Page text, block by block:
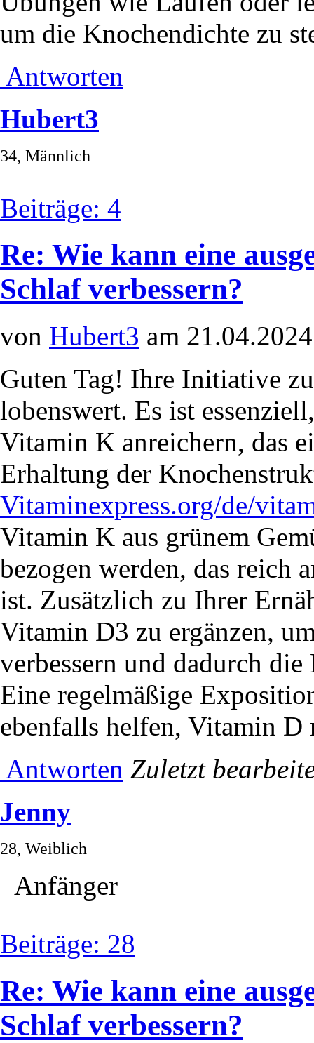
um die Knochendichte zu
Antworten
Hubert3
34, Männlich
Beiträge: 4
Re: Wie kann eine
Schlaf verbessern?
von Hubert3 am
Guten Tag! Ihre Initiative
lobenswert. Es ist
Vitamin K anreichern, das
Erhaltung der
Vitaminexpress.org/de/
Vitamin K aus grünem
bezogen werden, das reich
ist. Zusätzlich zu Ihrer
Vitamin D3 zu ergänzen,
verbessern und dadurch
Eine regelmäßige
ebenfalls helfen, Vitamin
Antworten Zuletzt
Jenny
28, Weiblich
Anfänger
Beiträge: 28
Re: Wie kann eine
Schlaf verbessern?